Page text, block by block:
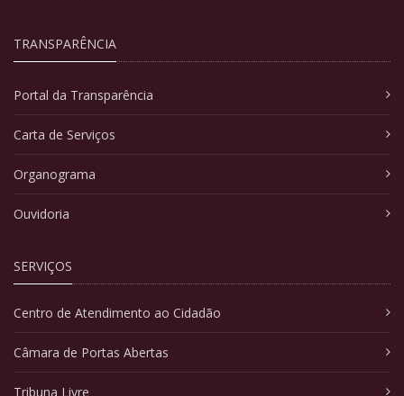
TRANSPARÊNCIA
Portal da Transparência
Carta de Serviços
Organograma
Ouvidoria
SERVIÇOS
Centro de Atendimento ao Cidadão
Câmara de Portas Abertas
Tribuna Livre